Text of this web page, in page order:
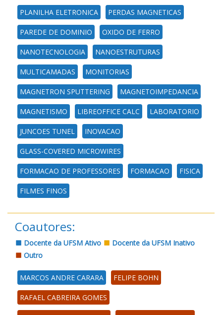
PLANILHA ELETRONICA PERDAS MAGNETICAS
PAREDE DE DOMINIO OXIDO DE FERRO
NANOTECNOLOGIA NANOESTRUTURAS
MULTICAMADAS MONITORIAS
MAGNETRON SPUTTERING MAGNETOIMPEDANCIA
MAGNETISMO LIBREOFFICE CALC LABORATORIO
JUNCOES TUNEL INOVACAO
GLASS-COVERED MICROWIRES
FORMACAO DE PROFESSORES FORMACAO FISICA
FILMES FINOS
Coautores:
Docente da UFSM Ativo
Docente da UFSM Inativo
Outro
MARCOS ANDRE CARARA FELIPE BOHN
RAFAEL CABREIRA GOMES